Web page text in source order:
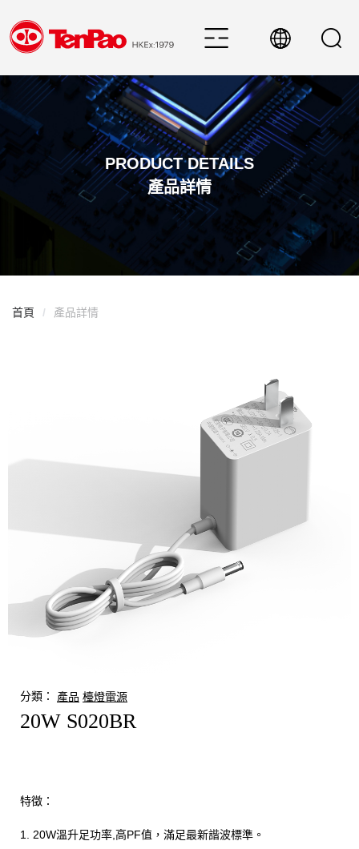
PRODUCT DETAILS
產品詳情
首頁 / 產品詳情
分類： 產品 檯燈電源
20W S020BR
特徵：
1. 20W溫升足功率,高PF值，滿足最新諧波標準。